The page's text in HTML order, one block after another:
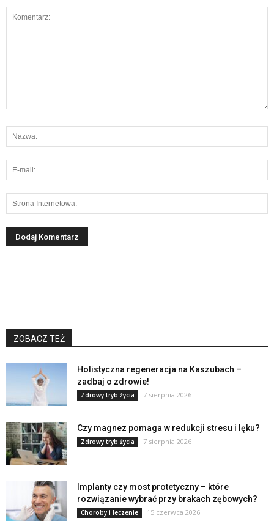
ZOBACZ TEŻ
Holistyczna regeneracja na Kaszubach –
zadbaj o zdrowie!
Zdrowy tryb życia 7 sierpnia 2026
Czy magnez pomaga w redukcji stresu i lęku?
Zdrowy tryb życia 7 sierpnia 2026
Implanty czy most protetyczny – które
rozwiązanie wybrać przy brakach zębowych?
Choroby i leczenie 15 czerwca 2026